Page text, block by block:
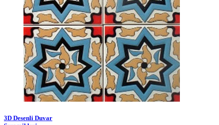
3D Desenli Duvar